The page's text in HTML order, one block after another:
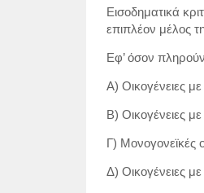
Εισοδηματικά
επιπλέον μέλος
Εφ’ όσον
Α) Οικογένειες
Β) Οικογένειες
Γ) Μονογονεϊκές
Δ) Οικογένειες